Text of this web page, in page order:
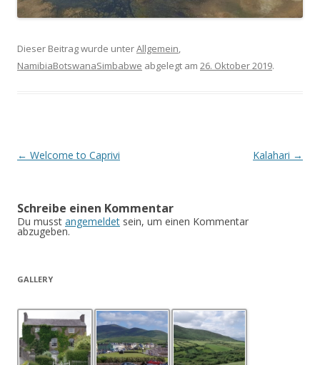
Dieser Beitrag wurde unterAllgemein,
NamibiaBotswanaSimbabwe abgelegt am 26. Oktober 2019.
Beitrags-
← Welcome to Caprivi Kalahari →
Schreibe einen Kommentar
Du musst angemeldet sein, um einen Kommentar
abzugeben.
GALLERY